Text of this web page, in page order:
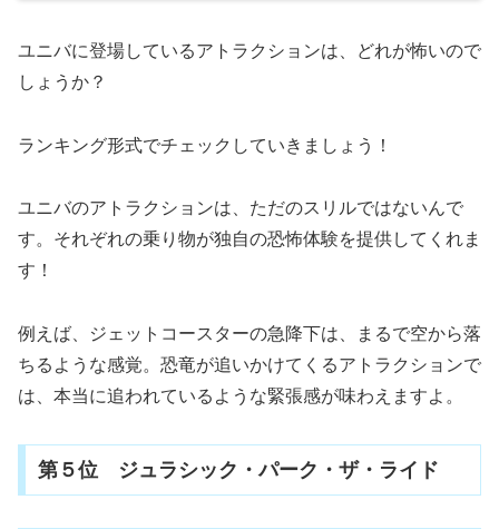
ユニバに登場しているアトラクションは、どれが怖いので
しょうか？
ランキング形式でチェックしていきましょう！
ユニバのアトラクションは、ただのスリルではないんで
す。それぞれの乗り物が独自の恐怖体験を提供してくれま
す！
例えば、ジェットコースターの急降下は、まるで空から落
ちるような感覚。恐竜が追いかけてくるアトラクションで
は、本当に追われているような緊張感が味わえますよ。
第５位 ジュラシック・パーク・ザ・ライド